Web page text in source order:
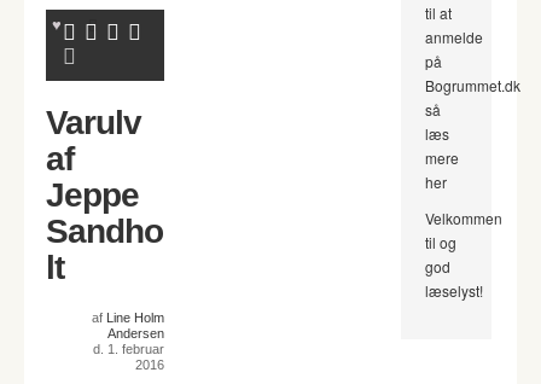
Varulv
af
Jeppe
Sandho
lt
af Line Holm
Andersen
d. 1. februar
2016
til at
anmelde
på
Bogrummet.dk
så
læs
mere
her
Velkommen
til og
god
læselyst!